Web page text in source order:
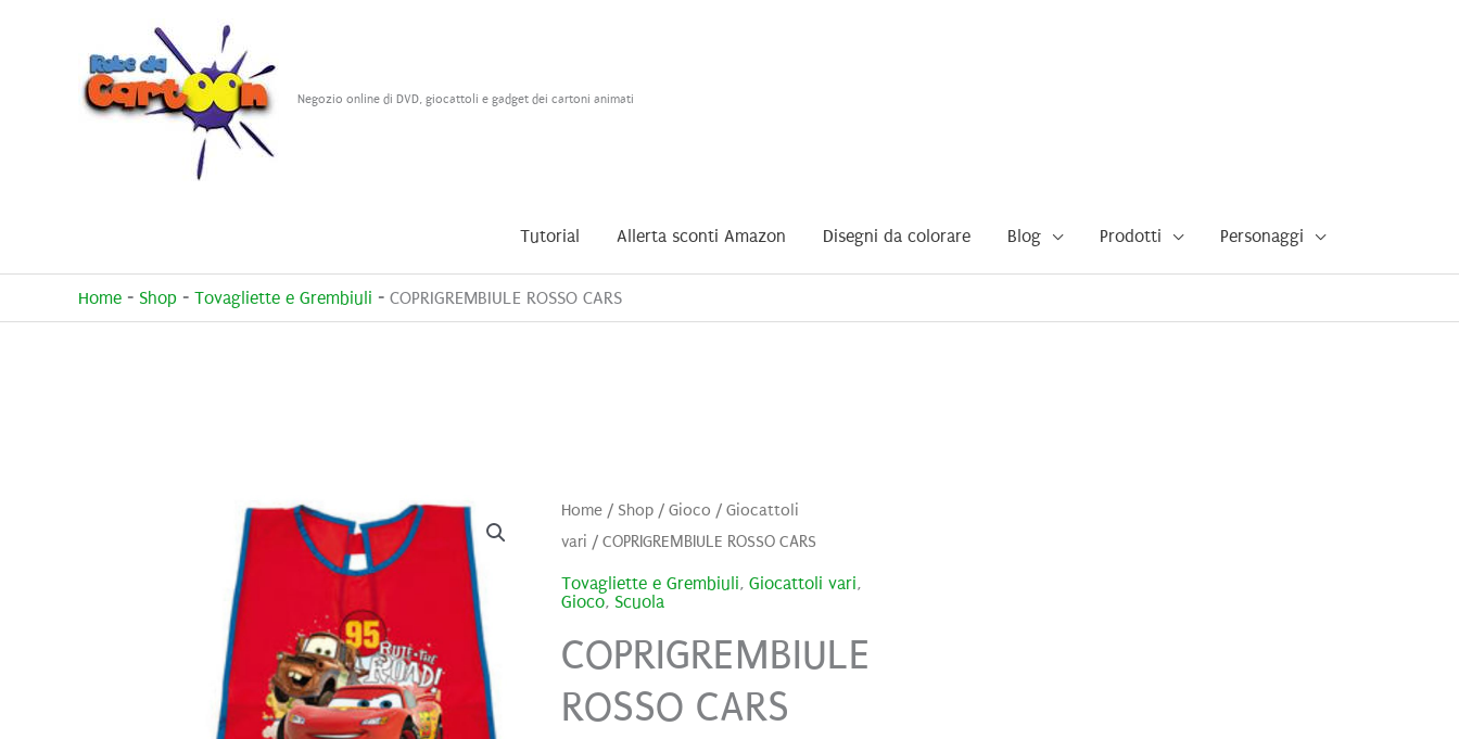
Negozio online di DVD, giocattoli e gadget dei cartoni animati
Tutorial Allerta sconti Amazon Disegni da colorare Blog Prodotti Personaggi
Home - Shop - Tovagliette e Grembiuli - COPRIGREMBIULE ROSSO CARS
Home/ Shop/ Gioco / Giocattoli
vari / COPRIGREMBIULE ROSSO CARS
Tovagliette e Grembiuli, Giocattoli vari,
Gioco, Scuola
COPRIGREMBIULE
ROSSO CARS